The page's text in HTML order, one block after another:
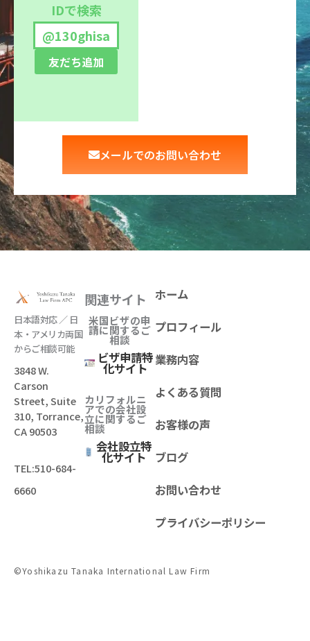
IDで検索
@130ghisa
友だち追加
メールでのお問い合わせ
日本語対応 ／ 日
本・アメリカ両国
からご相談可能
3848 W.
Carson
Street, Suite
310, Torrance,
CA 90503
TEL:510-684-
6660
関連サイト
米国ビザの申
請に関するご
相談
ビザ申請特
化サイト
カリフォルニ
アでの会社設
立に関するご
相談
会社設立特
化サイト
ホーム
プロフィール
業務内容
よくある質問
お客様の声
ブログ
お問い合わせ
プライバシーポリシー
©Yoshikazu Tanaka International Law Firm